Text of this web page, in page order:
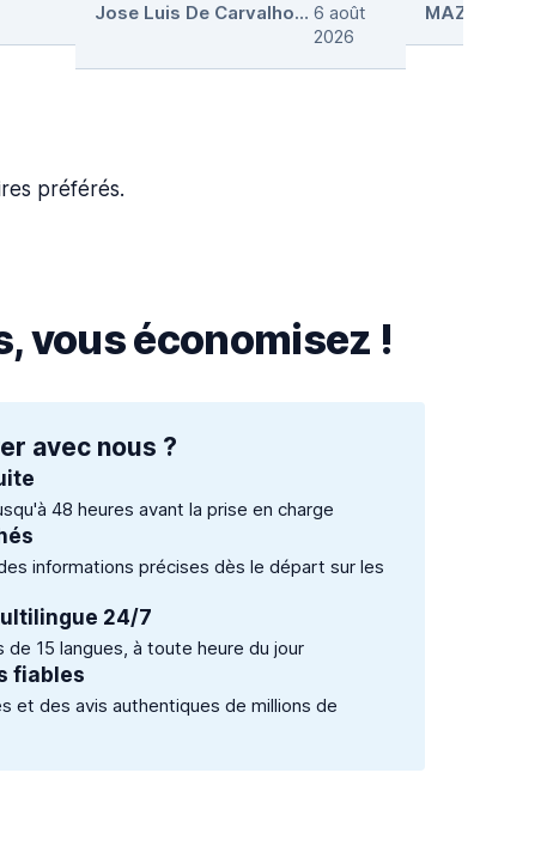
Jose Luis De Carvalho Fernande 6 août
2026
MAZET MAZET
préférés.
vous économisez !
avec nous ?
48 heures avant la prise en charge
informations précises dès le départ sur les
24/7
de 15 langues, à toute heure du jour
fiables
et des avis authentiques de millions de